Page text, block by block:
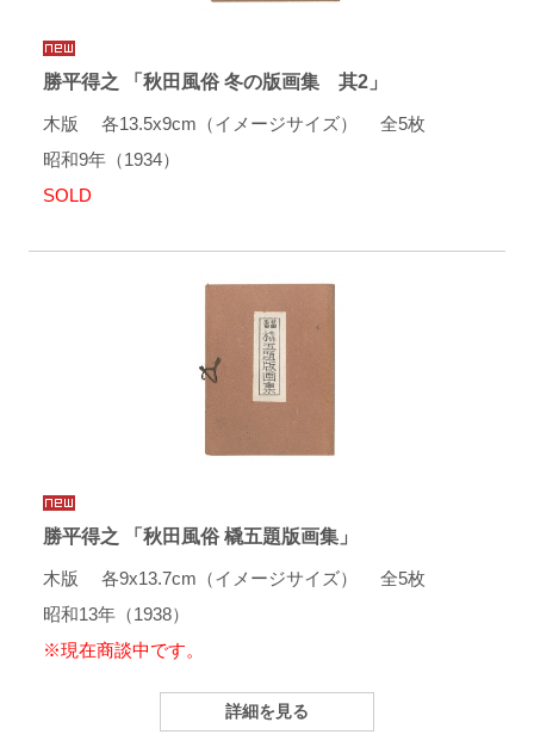
勝平得之 「秋田風俗 冬の版画集 其2」
木版 各13.5x9cm（イメージサイズ） 全5枚
昭和9年（1934）
SOLD
勝平得之 「秋田風俗 橇五題版画集」
木版 各9x13.7cm（イメージサイズ） 全5枚
昭和13年（1938）
※現在商談中です。
詳細を見る